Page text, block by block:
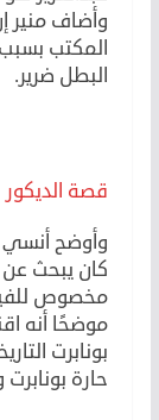
المكتب
البطل ضرير.
قصة الديكور
وأوضح أنسي
كان يبحث
مخصوص
موضحًا أنه
بونابرت
حارة